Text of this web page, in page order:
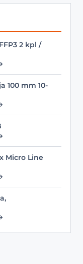
2 kpl /
100 mm 10-
Micro Line